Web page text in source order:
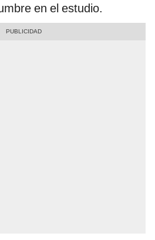
en el estudio.